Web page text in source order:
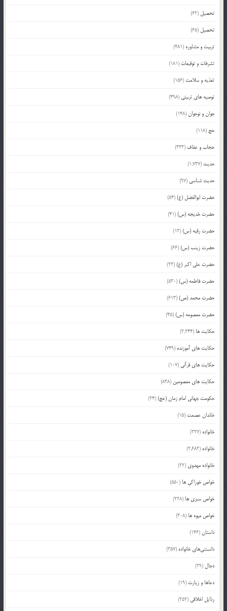
تحصیل (62)
تحصیل (65)
تربیت و مشاوره (481)
تشرفات و توقیعات (181)
تغذیه و سلامت (156)
توصیه های تربیتی (498)
جوان و نوجوان(148)
حج (118)
حجاب و عفاف (333)
حدیث (1,737)
حدیث شناسی (97)
حضرت ابوالفضل (ع)(54)
حضرت خدیجه (س)(41)
حضرت رقیه (س)(13)
حضرت زینب (س)(66)
حضرت علی اکبر (ع)(23)
حضرت فاطمه (س)(530)
حضرت محمد (ص)(613)
حضرت معصومه (س)(45)
حکایت ها (2,244)
حکایت های آموزنده (749)
حکایت های قرآنی (107)
حکایت های معصومین (838)
حکومت جهانی امام زمان (عج)(24)
خاندان عصمت (15)
خانواده (227)
خانواده (2,682)
خانواده مهدوی (22)
خواص خوراکی ها (550)
خواص سبزی ها (228)
خواص میوه ها (308)
داستان(146)
دانستنی‌های خانواده (357)
دجال (29)
دعاها و زیارت (19)
رذایل اخلاقی (252)